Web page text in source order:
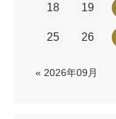
18 19
25 26
« 2026年09月